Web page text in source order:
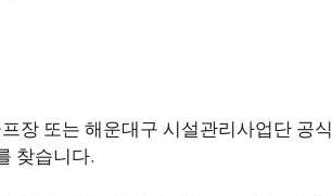
장 또는 해운대구 시설관리사업단 공식
찾습니다.